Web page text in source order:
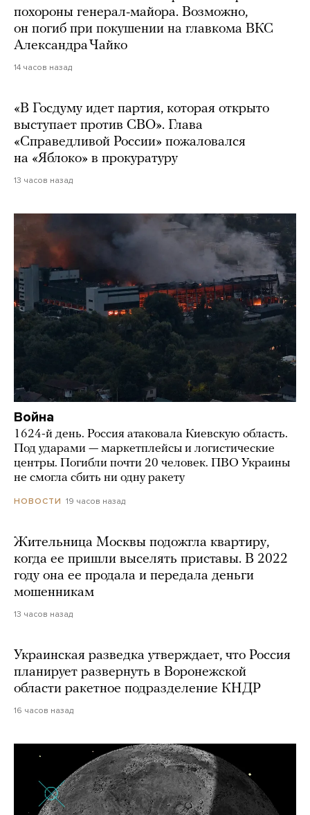
похороны генерал-майора. Возможно,
он погиб при покушении на главкома ВКС
Александра Чайко
14 часов назад
«В Госдуму идет партия, которая открыто
выступает против СВО». Глава
«Справедливой России» пожаловался
на «Яблоко» в прокуратуру
13 часов назад
Война
1624-й день. Россия атаковала Киевскую область.
Под ударами — маркетплейсы и логистические
центры. Погибли почти 20 человек. ПВО Украины
не смогла сбить ни одну ракету
НОВОСТИ 19 часов назад
Жительница Москвы подожгла квартиру,
когда ее пришли выселять приставы. В 2022
году она ее продала и передала деньги
мошенникам
13 часов назад
Украинская разведка утверждает, что Россия
планирует развернуть в Воронежской
области ракетное подразделение КНДР
16 часов назад